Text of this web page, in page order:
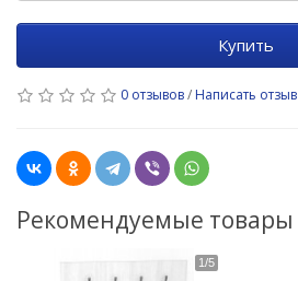
Купить
0 отзывов/ Написать отзыв
Рекомендуемые товары